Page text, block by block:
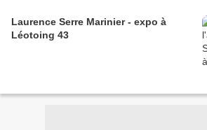
Laurence Serre Marinier - expo à
Léotoing 43